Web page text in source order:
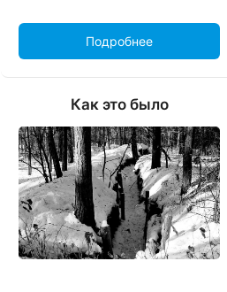
Подробнее
Как это было